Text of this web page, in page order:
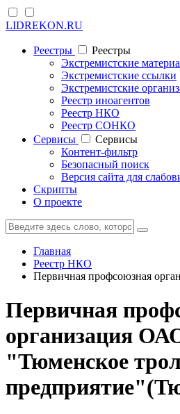
LIDREKON.RU
Реестры
Реестры
Экстремистские
Экстремистские ссылки
Экстремистские
Реестр иноагентов
Реестр НКО
Реестр СОНКО
Cервисы
Cервисы
Контент-фильтр
Безопасный поиск
Версия сайта для
Скрипты
О проекте
Главная
Реестр НКО
Первичная профсоюзная
Первичная
организация
"Тюменское